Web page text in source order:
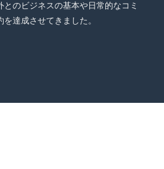
のビジネスの基本や日常的なコミ
達成させてきました。